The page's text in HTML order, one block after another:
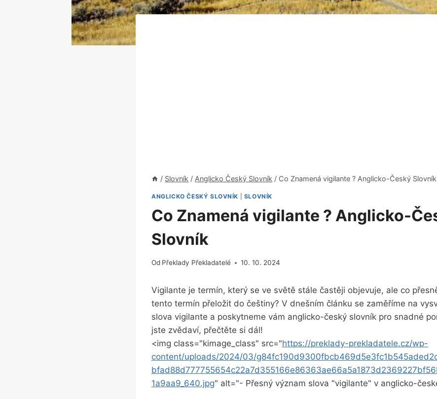
/ Slovník / Anglicko Český Slovník / Co Znamená vigilante ? Anglicko-Český Slovník
ANGLICKO ČESKÝ SLOVNÍK SLOVNÍK
Co Znamená vigilante ? Anglicko-
Slovník
Od Překlady Překladatelé 10. 10. 2024
Vigilante je termín, který se ve světě stále častěji objevuje, ale co
tento termín přeložit do češtiny? V dnešním článku se zaměříme na
slova vigilante a poskytneme vám anglicko-český slovník pro snadné
jste zvědaví, přečtěte si dál!
<img class="kimage_class" src="https://preklady-prekladatele.cz/wp-
content/uploads/2024/03/
1a9aa9_640.jpg" alt="- Přesný význam slova "vigilante" v anglicko-